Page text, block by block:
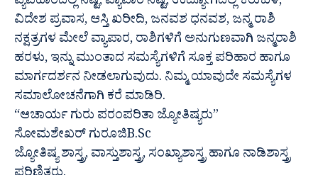
ವಿದೇಶ ಪ್ರವಾಸ, ಆಸ್ತಿ ಖರೀದಿ, ಜನವಶ ಧನವಶ, ಜನ್ಮ ರಾಶಿ
ನಕ್ಷತ್ರಗಳ ಮೇಲೆ ವ್ಯಾಪಾರ, ರಾಶಿಗಳಿಗೆ ಅನುಗುಣವಾಗಿ ಜನ್ಮರಾಶಿ
ಹರಳು, ಇನ್ನು ಮುಂತಾದ ಸಮಸ್ಯೆಗಳಿಗೆ ಸೂಕ್ತ ಪರಿಹಾರ ಹಾಗೂ
ಮಾರ್ಗದರ್ಶನ ನೀಡಲಾಗುವುದು. ನಿಮ್ಮ ಯಾವುದೇ ಸಮಸ್ಯೆಗಳ
ಸಮಾಲೋಚನೆಗಾಗಿ ಕರೆ ಮಾಡಿರಿ.
“ಆಚಾರ್ಯ ಗುರು ಪರಂಪರಿತಾ ಜ್ಯೋತಿಷ್ಯರು”
ಸೋಮಶೇಖರ್ ಗುರೂಜಿB.Sc
ಜ್ಯೋತಿಷ್ಯ ಶಾಸ್ತ್ರ, ವಾಸ್ತುಶಾಸ್ತ್ರ, ಸಂಖ್ಯಾಶಾಸ್ತ್ರ ಹಾಗೂ ನಾಡಿಶಾಸ್ತ್ರ